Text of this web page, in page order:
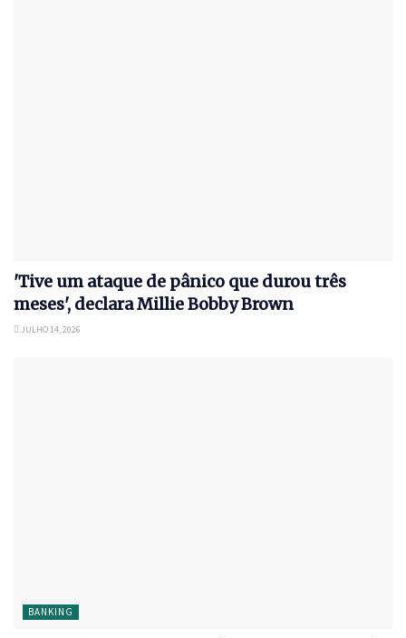
'Tive um ataque de pânico que durou três
meses', declara Millie Bobby Brown
JULHO 14, 2026
BANKING